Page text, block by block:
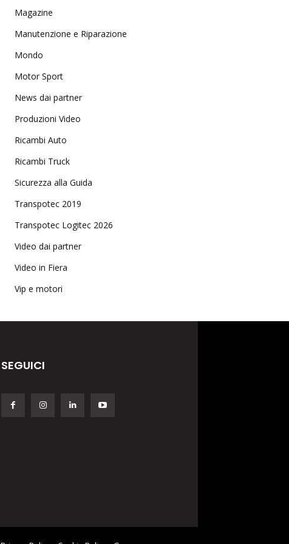
Magazine
Manutenzione e Riparazione
Mondo
Motor Sport
News dai partner
Produzioni Video
Ricambi Auto
Ricambi Truck
Sicurezza alla Guida
Transpotec 2019
Transpotec Logitec 2026
Video dai partner
Video in Fiera
Vip e motori
SEGUICI